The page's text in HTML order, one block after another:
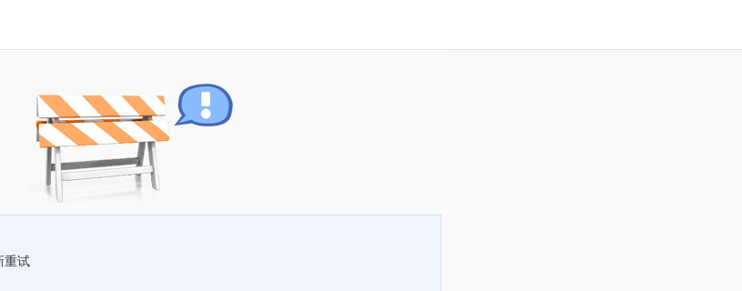
重试